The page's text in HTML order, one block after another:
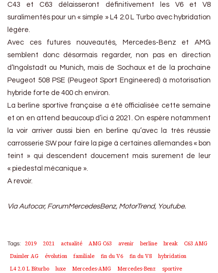
C43 et C63 délaisseront définitivement les V6 et V8
suralimentés pour un « simple » L4 2.0 L Turbo avec hybridation
légère.
Avec ces futures nouveautés, Mercedes-Benz et AMG
semblent donc désormais regarder, non pas en direction
d’Ingolstadt ou Munich, mais de Sochaux et de la prochaine
Peugeot 508 PSE (Peugeot Sport Engineered) à motorisation
hybride forte de 400 ch environ.
La berline sportive française a été officialisée cette semaine
et on en attend beaucoup d’ici à 2021. On espère notamment
la voir arriver aussi bien en berline qu’avec la très réussie
carrosserie SW pour faire la pige à certaines allemandes « bon
teint » qui descendent doucement mais surement de leur
« piedestal mécanique ».
A revoir.
Via Autocar, ForumMercedesBenz, MotorTrend, Youtube.
Tags: 2019 2021 actualité AMG C63 avenir berline break
C63 AMG
Daimler AG
évolution familiale fin du V6 fin du V8
hybridation
L4 2.0 L Biturbo
luxe Mercedes-AMG Mercedes-Benz
sportive